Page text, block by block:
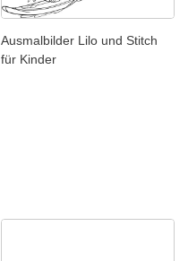
Ausmalbilder Lilo und Stitch
für Kinder